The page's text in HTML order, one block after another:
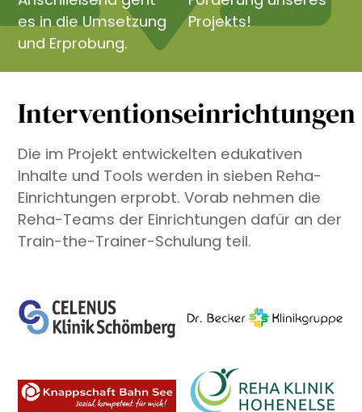
es in die Umsetzung
und Erprobung.
Projekts!
Interventionseinrichtungen
Die im Projekt entwickelten edukativen
Inhalte und Tools werden in sieben Reha-
Einrichtungen erprobt. Vorab nehmen die
Reha-Teams der Einrichtungen dafür an der
Train-the-Trainer-Schulung teil.